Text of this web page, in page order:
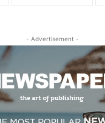
- Advertisement -